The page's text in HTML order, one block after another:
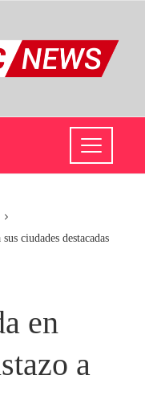
ciudades destacadas
en
a